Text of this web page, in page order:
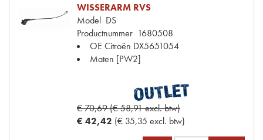
WISSERARM RVS
Model DS
Productnummer 1680508
OE Citroën DX5651054
Maten [PW2]
€ 70,69 (€ 58,91 excl. btw)
€ 42,42 (€ 35,35 excl. btw)